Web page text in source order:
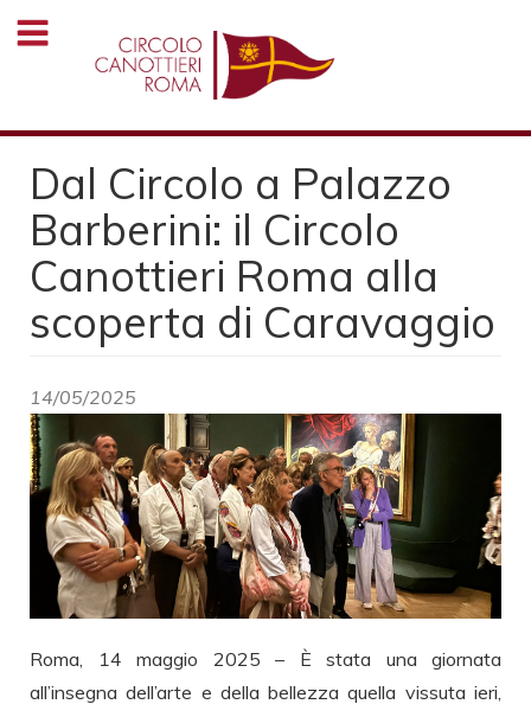
Salta
Dal Circolo a Palazzo
Barberini: il Circolo
Canottieri Roma alla
scoperta di Caravaggio
14/05/2025
Roma, 14 maggio 2025 – È stata una giornata
all’insegna dell’arte e della bellezza quella vissuta ieri,